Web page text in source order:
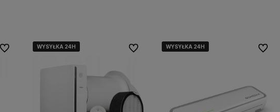
Do ulubionychWYSYŁKA 24H
WYSYŁKA 24H
WYSYŁKA 24H Do ulubionychWYSYŁKA 24H
WYSYŁKA 24H
WYSYŁKA 24H Do